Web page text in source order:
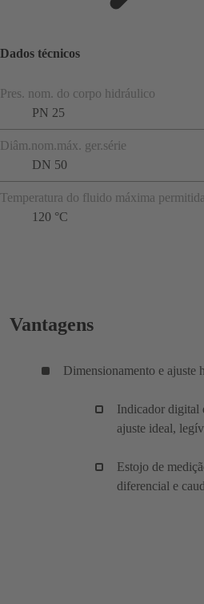
Dados técnicos
Pres. nom. do corpo hidráulico
PN 25
Diâm.nom.máx. ger.série
DN 50
Temperatura do fluido máxima permitida
120 °C
Vantagens
Dimensionamento e ajuste
Indicador digital
ajuste ideal,
Estojo de
diferencial e